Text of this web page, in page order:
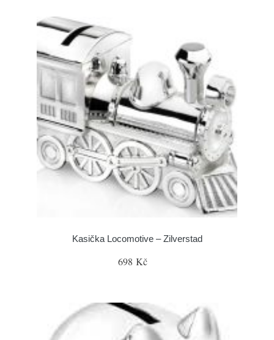
Kasička Locomotive – Zilverstad
698 Kč